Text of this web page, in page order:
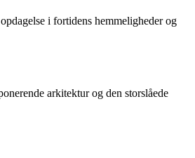
i fortidens hemmeligheder og
arkitektur og den storslåede